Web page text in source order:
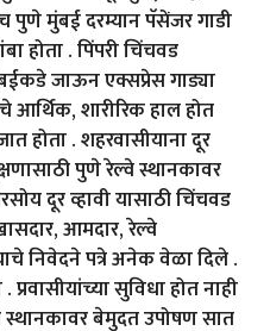
पुणे मुंबई दरम्यान पॅसेंजर गाडी
होता . पिंपरी चिंचवड
जाऊन एक्सप्रेस गाड्या
आर्थिक, शारीरिक हाल होत
होता . शहरवासीयाना दूर
पुणे रेल्वे स्थानकावर
दूर व्हावी यासाठी चिंचवड
आमदार, रेल्वे
निवेदने पत्रे अनेक वेळा दिले .
सुविधा होत नाही
बेमुदत उपोषण सात